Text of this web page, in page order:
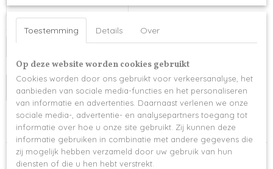
Aantal
IN WINKELWAGEN
Specificaties
Productcode
999-15055
Omschrijving
Toestemming Details Over
Op deze website worden cookies gebruikt
Cookies worden door ons gebruikt voor verkeersanalyse, het
aanbieden van sociale media-functies en het personaliseren
van informatie en advertenties. Daarnaast verlenen we onze
sociale media-, advertentie- en analysepartners toegang tot
informatie over hoe u onze site gebruikt. Zij kunnen deze
informatie gebruiken in combinatie met andere gegevens die
zij mogelijk hebben verzameld door uw gebruik van hun
diensten of die u hen hebt verstrekt.